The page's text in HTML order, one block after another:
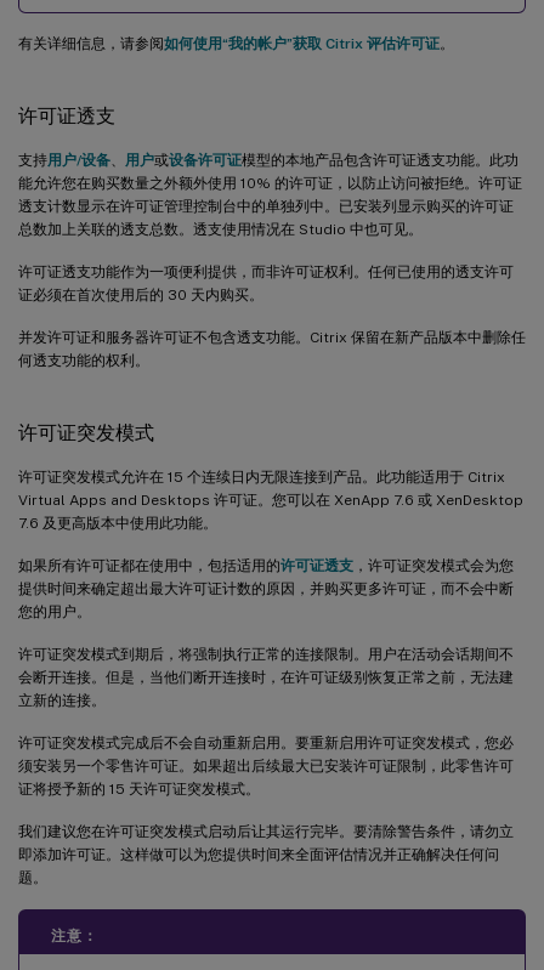
有关详细信息，请参阅如何使用“我的帐户”获取 Citrix 评估许可证。
许可证透支
支持用户/设备、 用户或设备许可证模型的本地产品包含许可证透支功能。此功
能允许您在购买数量之外额外使用 10% 的许可证，以防止访问被拒绝。许可证
透支计数显示在许可证管理控制台中的单独列中。已安装列显示购买的许可证
总数加上关联的透支总数。透支使用情况在 Studio 中也可见。
许可证透支功能作为一项便利提供，而非许可证权利。任何已使用的透支许可
证必须在首次使用后的 30 天内购买。
并发许可证和服务器许可证不包含透支功能。Citrix 保留在新产品版本中删除任
何透支功能的权利。
许可证突发模式
许可证突发模式允许在 15 个连续日内无限连接到产品。此功能适用于 Citrix
Virtual Apps and Desktops 许可证。您可以在 XenApp 7.6 或 XenDesktop
7.6 及更高版本中使用此功能。
如果所有许可证都在使用中，包括适用的许可证透支 ，许可证突发模式会为您
提供时间来确定超出最大许可证计数的原因，并购买更多许可证，而不会中断
您的用户。
许可证突发模式到期后，将强制执行正常的连接限制。用户在活动会话期间不
会断开连接。但是，当他们断开连接时，在许可证级别恢复正常之前，无法建
立新的连接。
许可证突发模式完成后不会自动重新启用。要重新启用许可证突发模式，您必
须安装另一个零售许可证。如果超出后续最大已安装许可证限制，此零售许可
证将授予新的 15 天许可证突发模式。
我们建议您在许可证突发模式启动后让其运行完毕。要清除警告条件，请勿立
即添加许可证。这样做可以为您提供时间来全面评估情况并正确解决任何问
题。
注意：